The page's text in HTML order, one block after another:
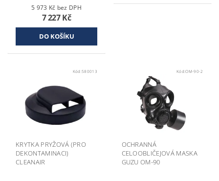
5 973 Kč bez DPH
7 227 Kč
Kód:580013
KRYTKA PRYŽOVÁ (PRO
DEKONTAMINACI)
CLEANAIR
Kód:OM-90-2
OCHRANNÁ
CELOOBLIČEJOVÁ MASKA
GUZU OM-90